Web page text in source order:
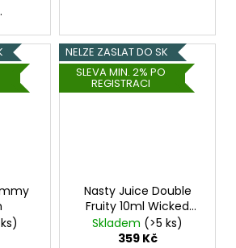
NELZE ZASLAT DO SK
SLEVA MIN. 2% PO
REGISTRACI
Nasty Juice Double
Fruity 10ml Wicked
Haze
Skladem (>5 ks)
359 Kč